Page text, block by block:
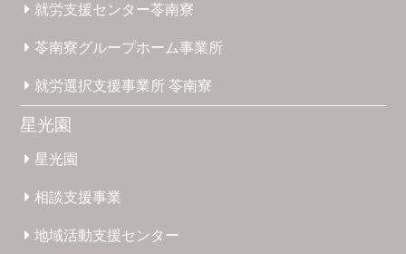
就労支援センター苓南寮
苓南寮グループホーム事業所
就労選択支援事業所苓南寮
星光園
星光園
相談支援事業
地域活動支援センター